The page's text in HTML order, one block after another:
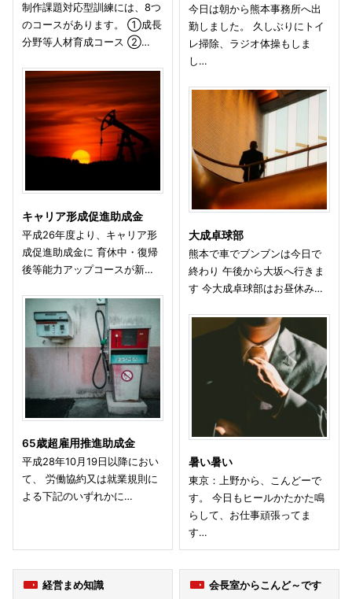
制作課題対応型訓練には、8つ
のコースがあります。 ①成長
分野等人材育成コース ②…
キャリア形成促進助成金
平成26年度より、キャリア形
成促進助成金に 育休中・復帰
後等能力アップコースが新…
65歳超雇用推進助成金
平成28年10月19日以降におい
て、 労働協約又は就業規則に
よる下記のいずれかに…
今日は朝から熊本事務所へ出
勤しました。 久しぶりにトイ
レ掃除、ラジオ体操もしま
し…
大成卓球部
熊本で車でブンブンは今日で
終わり 午後から大坂へ行きま
す 今大成卓球部はお昼休み…
暑い暑い
東京：上野から、こんどーで
す。 今日もヒールかたかた鳴
らして、お仕事頑張ってま
す…
経営まめ知識 会長室からこんど～です